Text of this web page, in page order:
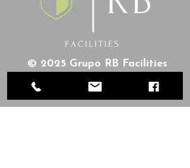
© 2025 Grupo RB Facilities
Todos os direitos reservados